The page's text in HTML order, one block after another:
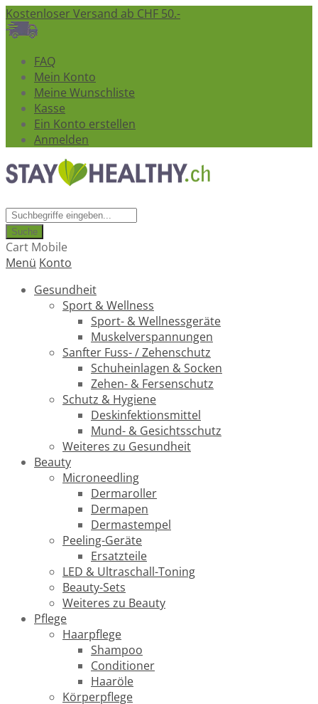
Kostenloser Versand ab CHF 50.-
FAQ
Mein Konto
Meine Wunschliste
Kasse
Ein Konto erstellen
Anmelden
Suche
Cart Mobile
Menü Konto
Gesundheit
Sport & Wellness
Sport- & Wellnessgeräte
Muskelverspannungen
Sanfter Fuss- / Zehenschutz
Schuheinlagen & Socken
Zehen- & Fersenschutz
Schutz & Hygiene
Deskinfektionsmittel
Mund- & Gesichtsschutz
Weiteres zu Gesundheit
Beauty
Microneedling
Dermaroller
Dermapen
Dermastempel
Peeling-Geräte
Ersatzteile
LED & Ultraschall-Toning
Beauty-Sets
Weiteres zu Beauty
Pflege
Haarpflege
Shampoo
Conditioner
Haaröle
Körperpflege